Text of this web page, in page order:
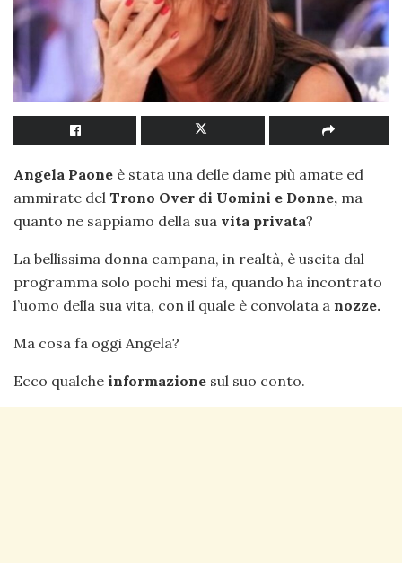
Angela Paone è stata una delle dame più amate ed
ammirate del Trono Over di Uomini e Donne, ma
quanto ne sappiamo della sua vita privata?
La bellissima donna campana, in realtà, è uscita dal
programma solo pochi mesi fa, quando ha incontrato
l’uomo della sua vita, con il quale è convolata a nozze.
Ma cosa fa oggi Angela?
Ecco qualche informazione sul suo conto.